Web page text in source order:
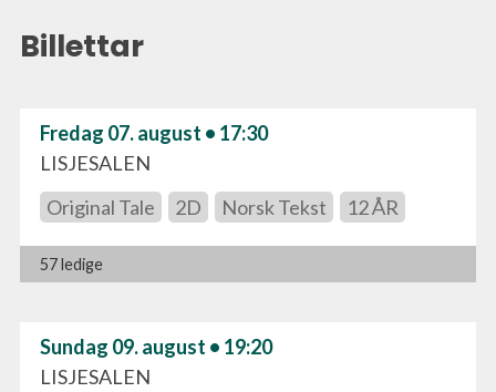
Billettar
Fredag 07. august • 17:30
LISJESALEN
Original Tale
2D Norsk Tekst 12 ÅR
57 ledige
Sundag 09. august • 19:20
LISJESALEN